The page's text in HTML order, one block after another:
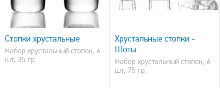
Стопки хрустальные
Набор хрустальный стопок, 6
шт, 35 гр.
быстрый просмотр
Хрустальные стопки -
Шоты
Набор хрустальный стопок, 6
шт, 75 гр.